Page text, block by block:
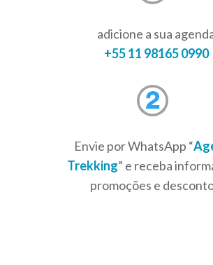
adicione a sua
+55 11 98165 0990
Envie por WhatsApp “
Trekking” e receba
promoções e